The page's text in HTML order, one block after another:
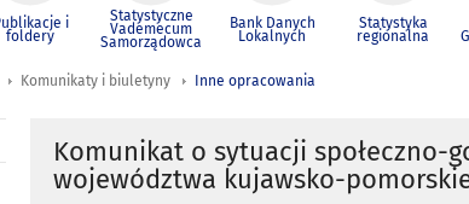
i
foldery
Statystyczne
Vademecum
Samorządowca
Bank Danych
Lokalnych
Statystyka
regionalna
Komunikaty i biuletyny Inne opracowania
Komunikat o sytuacji społeczno-
województwa kujawsko-